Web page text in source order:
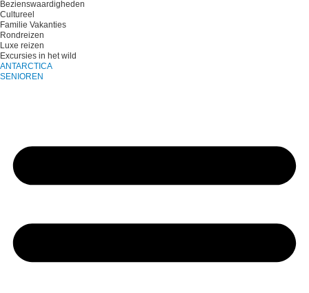
Bezienswaardigheden
Cultureel
Familie Vakanties
Rondreizen
Luxe reizen
Excursies in het wild
ANTARCTICA
SENIOREN